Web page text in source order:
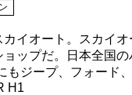
カイオート。スカイ
ョップだ。日本全国
もジープ、フォード
H1